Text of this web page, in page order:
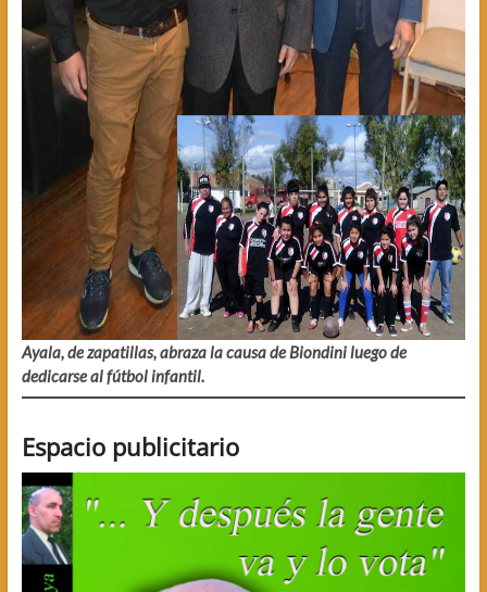
Ayala, de zapatillas, abraza la causa de Biondini luego de
dedicarse al fútbol infantil.
Espacio publicitario